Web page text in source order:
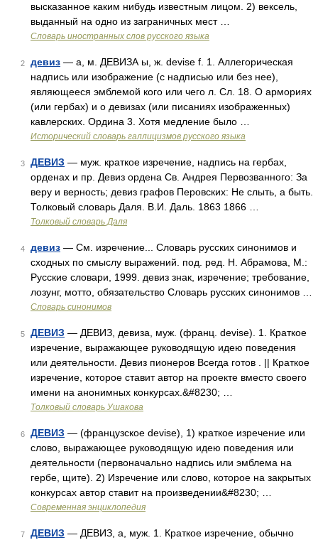
высказанное каким нибудь известным лицом. 2) вексель,
выданный на одно из заграничных мест …
Словарь иностранных слов русского языка
2 девиз — а, м. ДЕВИЗА ы, ж. devise f. 1. Аллегорическая
надпись или изображение (с надписью или без нее),
являющееся эмблемой кого или чего л. Сл. 18. О армориях
(или гербах) и о девизах (или писаниях изображенных)
кавлерских. Ордина 3. Хотя медление было …
Исторический словарь галлицизмов русского языка
3 ДЕВИЗ — муж. краткое изречение, надпись на гербах,
орденах и пр. Девиз ордена Св. Андрея Первозванного: За
веру и верность; девиз графов Перовских: Не слыть, а быть.
Толковый словарь Даля. В.И. Даль. 1863 1866 …
Толковый словарь Даля
4 девиз — См. изречение... Словарь русских синонимов и
сходных по смыслу выражений. под. ред. Н. Абрамова, М.:
Русские словари, 1999. девиз знак, изречение; требование,
лозунг, мотто, обязательство Словарь русских синонимов …
Словарь синонимов
5 ДЕВИЗ — ДЕВИЗ, девиза, муж. (франц. devise). 1. Краткое
изречение, выражающее руководящую идею поведения
или деятельности. Девиз пионеров Всегда готов . || Краткое
изречение, которое ставит автор на проекте вместо своего
имени на анонимных конкурсах.&#8230; …
Толковый словарь Ушакова
6 ДЕВИЗ — (французское devise), 1) краткое изречение или
слово, выражающее руководящую идею поведения или
деятельности (первоначально надпись или эмблема на
гербе, щите). 2) Изречение или слово, которое на закрытых
конкурсах автор ставит на произведении&#8230; …
Современная энциклопедия
7 ДЕВИЗ — ДЕВИЗ, а, муж. 1. Краткое изречение, обычно